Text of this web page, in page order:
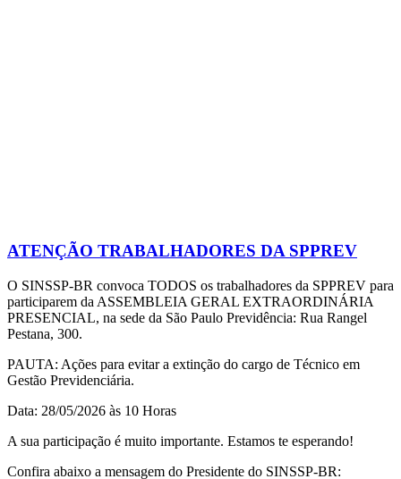
ATENÇÃO TRABALHADORES DA SPPREV
O SINSSP-BR convoca TODOS os trabalhadores da SPPREV para
participarem da ASSEMBLEIA GERAL EXTRAORDINÁRIA
PRESENCIAL, na sede da São Paulo Previdência: Rua Rangel
Pestana, 300.
PAUTA: Ações para evitar a extinção do cargo de Técnico em
Gestão Previdenciária.
Data: 28/05/2026 às 10 Horas
A sua participação é muito importante. Estamos te esperando!
Confira abaixo a mensagem do Presidente do SINSSP-BR: